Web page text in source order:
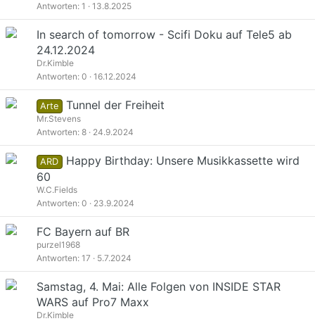
Antworten 1 13.8.2025
In search of tomorrow - Scifi Doku auf Tele5 ab
24.12.2024
Dr.Kimble
Antworten 0 16.12.2024
Arte Tunnel der Freiheit
Mr.Stevens
Antworten 8 24.9.2024
ARD
Happy Birthday: Unsere Musikkassette wird
60
W.C.Fields
Antworten 0 23.9.2024
FC Bayern auf BR
purzel1968
Antworten 17 5.7.2024
Samstag, 4. Mai: Alle Folgen von INSIDE STAR
WARS auf Pro7 Maxx
Dr.Kimble